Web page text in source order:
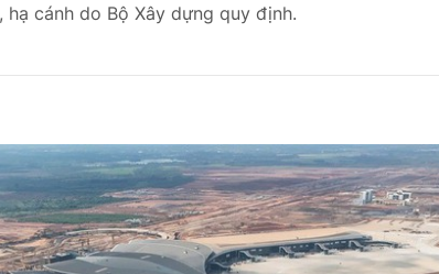
cánh do Bộ Xây dựng quy định.